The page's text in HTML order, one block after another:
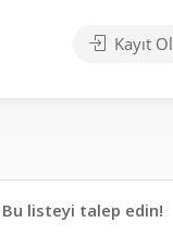
Kayıt Ol
Bu listeyi talep edin!